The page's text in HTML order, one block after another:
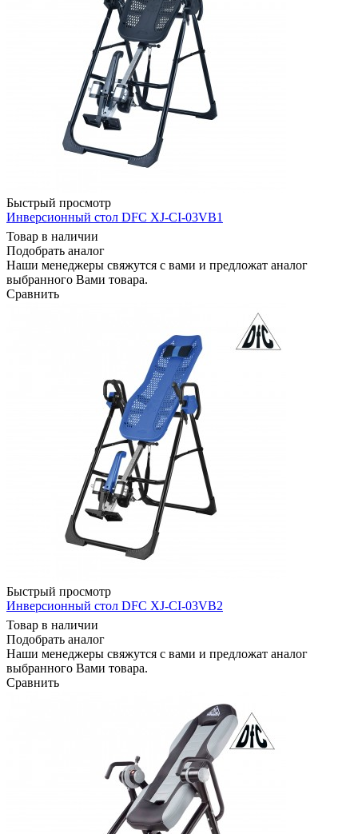
Быстрый просмотр
Инверсионный стол DFC XJ-CI-03VB1
Товар в наличии
Подобрать аналог
Наши менеджеры свяжутся с вами и предложат аналог
выбранного Вами товара.
Сравнить
Быстрый просмотр
Инверсионный стол DFC XJ-CI-03VB2
Товар в наличии
Подобрать аналог
Наши менеджеры свяжутся с вами и предложат аналог
выбранного Вами товара.
Сравнить